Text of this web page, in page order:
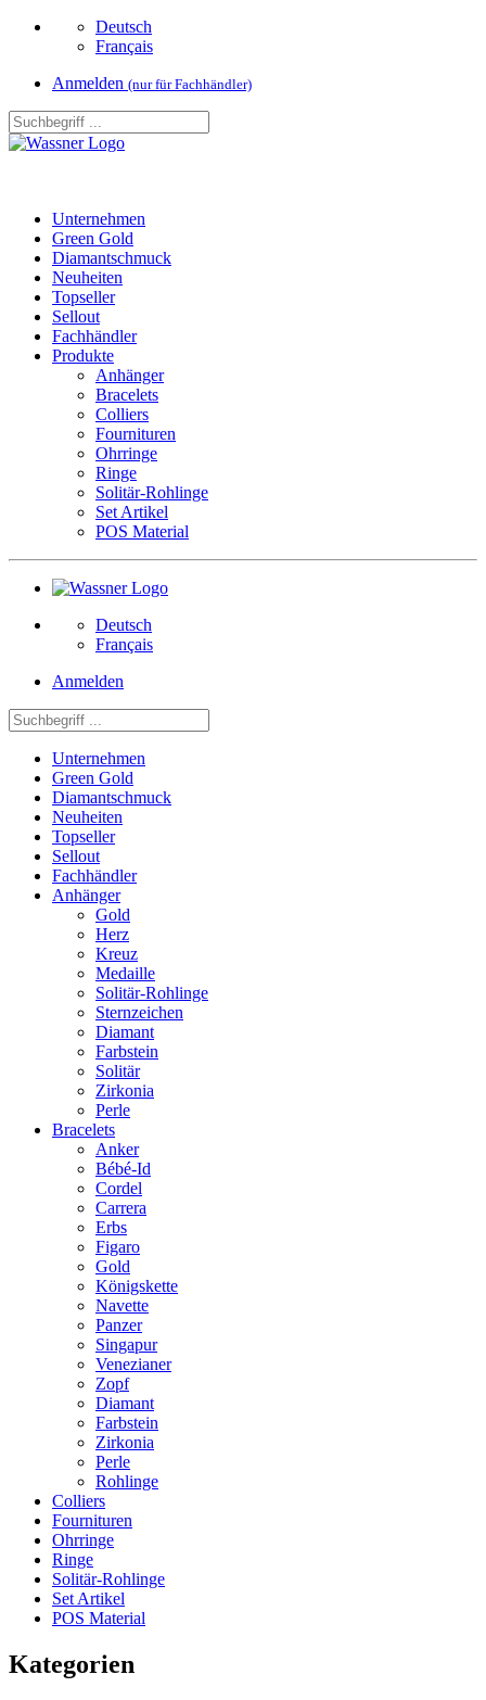
Deutsch
Français
Anmelden (nur für Fachhändler)
Unternehmen
Green Gold
Diamantschmuck
Neuheiten
Topseller
Sellout
Fachhändler
Produkte
Anhänger
Bracelets
Colliers
Fournituren
Ohrringe
Ringe
Solitär-Rohlinge
Set Artikel
POS Material
Deutsch
Français
Anmelden
Unternehmen
Green Gold
Diamantschmuck
Neuheiten
Topseller
Sellout
Fachhändler
Anhänger
Gold
Herz
Kreuz
Medaille
Solitär-Rohlinge
Sternzeichen
Diamant
Farbstein
Solitär
Zirkonia
Perle
Bracelets
Anker
Bébé-Id
Cordel
Carrera
Erbs
Figaro
Gold
Königskette
Navette
Panzer
Singapur
Venezianer
Zopf
Diamant
Farbstein
Zirkonia
Perle
Rohlinge
Colliers
Fournituren
Ohrringe
Ringe
Solitär-Rohlinge
Set Artikel
POS Material
Kategorien